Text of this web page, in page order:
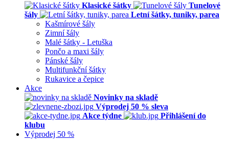
Klasické šátky
Tunelové
šály
Letní šátky, tuniky, parea
Kašmírové šály
Zimní šály
Malé šátky - Letuška
Pončo a maxi šály
Pánské šály
Multifunkční šátky
Rukavice a čepice
Akce
Novinky na skladě
Výprodej 50 % sleva
Akce týdne
Přihlášení do
klubu
Výprodej 50 %